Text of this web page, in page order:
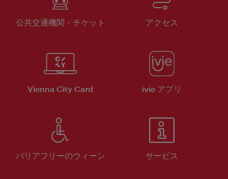
公共交通機関・チケット アクセス
Vienna City Card ivie アプリ
バリアフリーのウィーン サービス